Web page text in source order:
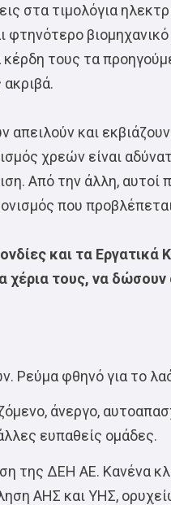
στα τιμολόγια
φτηνότερο
τους τα
και
χρεών είναι
Από την άλλη,
που
και τα Εργατικά
τους, να
Ρεύμα φθηνό για το
άνεργο,
ευπαθείς ομάδες.
της ΔΕΗ ΑΕ. Κανένα
ΑΗΣ και ΥΗΣ,